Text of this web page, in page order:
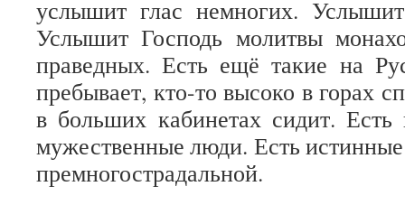
услышит глас немногих.
Услышит Господь молитвы
праведных. Есть ещё такие на
пребывает, кто-то высоко в горах
в больших кабинетах сидит.
мужественные люди. Есть
премногострадальной.